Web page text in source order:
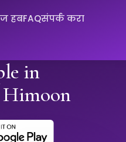
हबFAQसंपर्क करा
in